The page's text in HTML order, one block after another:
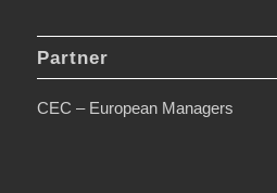
Partner
CEC – European Managers